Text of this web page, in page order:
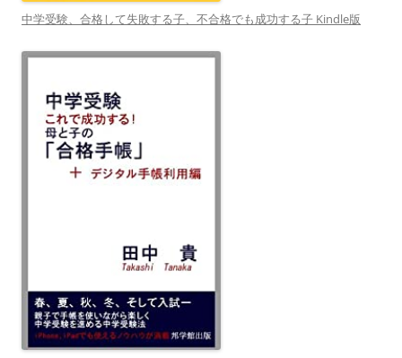
中学受験、合格して失敗する子、不合格でも成功する子 Kindle版